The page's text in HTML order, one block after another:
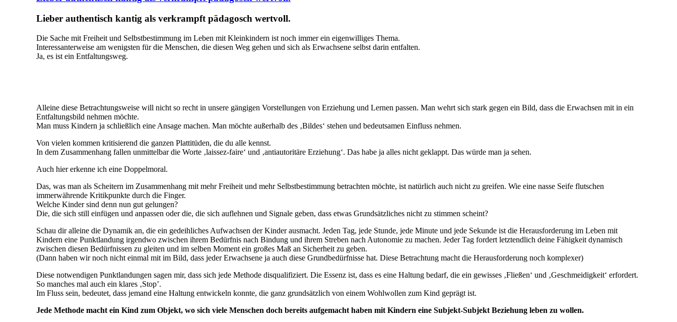
Lieber authentisch kantig als verkrampft pädagosch wertvoll.
Die Sache mit Freiheit und Selbstbestimmung im Leben mit Kleinkindern ist noch immer ein eigenwilliges Thema.
Interessanterweise am wenigsten für die Menschen, die diesen Weg gehen und sich als Erwachsene selbst darin entfalten.
Ja, es ist ein Entfaltungsweg.
Alleine diese Betrachtungsweise will nicht so recht in unsere gängigen Vorstellungen von Erziehung und Lernen passen. Man wehrt sich stark gegen ein Bild, dass die Erwachsen mit in ein
Entfaltungsbild nehmen möchte.
Man muss Kindern ja schließlich eine Ansage machen. Man möchte außerhalb des ‚Bildes‘ stehen und bedeutsamen Einfluss nehmen.
Von vielen kommen kritisierend die ganzen Plattitüden, die du alle kennst.
In dem Zusammenhang fallen unmittelbar die Worte ‚laissez-faire‘ und ‚antiautoritäre Erziehung‘. Das habe ja alles nicht geklappt. Das würde man ja sehen.
Auch hier erkenne ich eine Doppelmoral.
Das, was man als Scheitern im Zusammenhang mit mehr Freiheit und mehr Selbstbestimmung betrachten möchte, ist natürlich auch nicht zu greifen. Wie eine nasse Seife flutschen
immerwährende Kritikpunkte durch die Finger.
Welche Kinder sind denn nun gut gelungen?
Die, die sich still einfügen und anpassen oder die, die sich auflehnen und Signale geben, dass etwas Grundsätzliches nicht zu stimmen scheint?
Schau dir alleine die Dynamik an, die ein gedeihliches Aufwachsen der Kinder ausmacht. Jeden Tag, jede Stunde, jede Minute und jede Sekunde ist die Herausforderung im Leben mit
Kindern eine Punktlandung irgendwo zwischen ihrem Bedürfnis nach Bindung und ihrem Streben nach Autonomie zu machen. Jeder Tag fordert letztendlich deine Fähigkeit dynamisch
zwischen diesen Bedürfnissen zu gleiten und im selben Moment ein großes Maß an Sicherheit zu geben.
(Dann haben wir noch nicht einmal mit im Bild, dass jeder Erwachsene ja auch diese Grundbedürfnisse hat. Diese Betrachtung macht die Herausforderung noch komplexer)
Diese notwendigen Punktlandungen sagen mir, dass sich jede Methode disqualifiziert. Die Essenz ist, dass es eine Haltung bedarf, die ein gewisses ‚Fließen‘ und ‚Geschmeidigkeit‘ erfordert.
So manches mal auch ein klares ‚Stop’.
Im Fluss sein, bedeutet, dass jemand eine Haltung entwickeln konnte, die ganz grundsätzlich von einem Wohlwollen zum Kind geprägt ist.
Jede Methode macht ein Kind zum Objekt, wo sich viele Menschen doch bereits aufgemacht haben mit Kindern eine Subjekt-Subjekt Beziehung leben zu wollen.